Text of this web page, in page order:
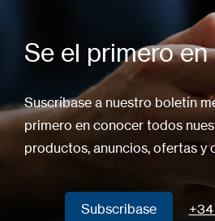
Se el primero
Suscríbase a nuestro boletín
primero en conocer todos
productos, anuncios, ofertas y
Subscribase